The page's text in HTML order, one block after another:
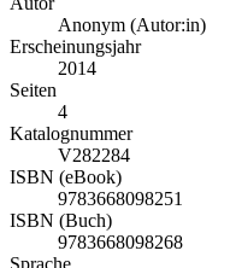
Anonym (Autor:in)
Erscheinungsjahr
2014
Seiten
4
Katalognummer
V282284
ISBN (eBook)
9783668098251
ISBN (Buch)
9783668098268
Sprache